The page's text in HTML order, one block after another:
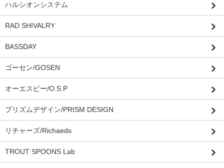
ハルシオンシステム
RAD SHIVALRY
BASSDAY
ゴーセン/GOSEN
オーエスピー/O.S.P
プリズムデザイン/PRISM DESIGN
リチャーズ/Richaeds
TROUT SPOONS Lab